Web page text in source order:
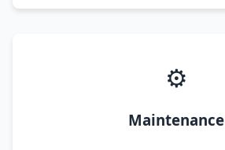
⚙️
Maintenance